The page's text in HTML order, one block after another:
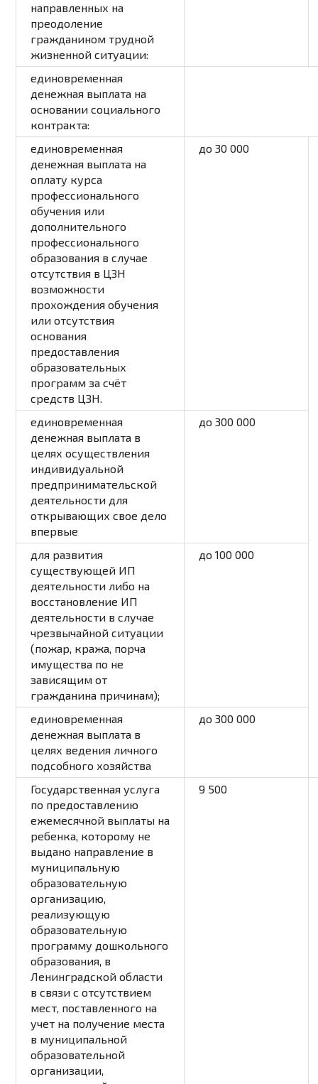
направленных на
преодоление
гражданином трудной
жизненной ситуации:
единовременная
денежная выплата на
основании социального
контракта:
единовременная
денежная выплата на
оплату курса
профессионального
обучения или
дополнительного
профессионального
образования в случае
отсутствия в ЦЗН
возможности
прохождения обучения
или отсутствия
основания
предоставления
образовательных
программ за счёт
средств ЦЗН.
до 30 000
единовременная
денежная выплата в
целях осуществления
индивидуальной
предпринимательской
деятельности для
открывающих свое дело
впервые
до 300 000
для развития
существующей ИП
деятельности либо на
восстановление ИП
деятельности в случае
чрезвычайной ситуации
(пожар, кража, порча
имущества по не
зависящим от
гражданина причинам);
до 100 000
единовременная
денежная выплата в
целях ведения личного
подсобного хозяйства
до 300 000
Государственная услуга
по предоставлению
ежемесячной выплаты на
ребенка, которому не
выдано направление в
муниципальную
образовательную
организацию,
реализующую
образовательную
программу дошкольного
образования, в
Ленинградской области
в связи с отсутствием
мест, поставленного на
учет на получение места
в муниципальной
образовательной
организации,
9 500